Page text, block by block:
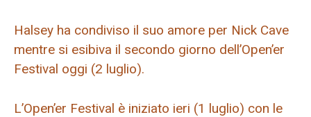
Halsey ha condiviso il suo amore per Nick Cave
mentre si esibiva il secondo giorno dell’Open’er
Festival oggi (2 luglio).
L’Open’er Festival è iniziato ieri (1 luglio) con le